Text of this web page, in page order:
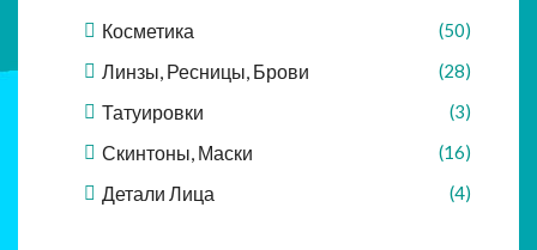
Косметика (50)
Линзы, Ресницы, Брови (28)
Татуировки (3)
Скинтоны, Маски (16)
Детали Лица (4)